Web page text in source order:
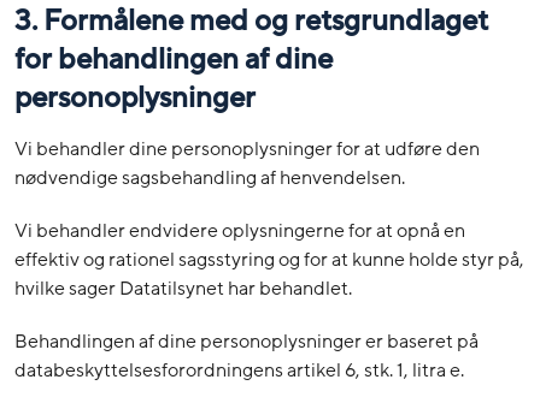
3. Formålene med og retsgrundlaget
for behandlingen af dine
personoplysninger
Vi behandler dine personoplysninger for at udføre den
nødvendige sagsbehandling af henvendelsen.
Vi behandler endvidere oplysningerne for at opnå en
effektiv og rationel sagsstyring og for at kunne holde styr på,
hvilke sager Datatilsynet har behandlet.
Behandlingen af dine personoplysninger er baseret på
databeskyttelsesforordningens artikel 6, stk. 1, litra e.